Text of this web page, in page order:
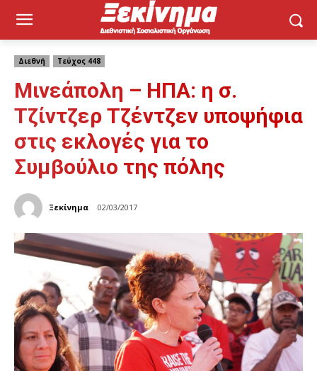
Διεθνή Τεύχος 448
Μινεάπολη – ΗΠΑ: η σ.
Τζίντζερ Τζέντζεν υποψήφια
στις εκλογές για το
Συμβούλιο της πόλης
Ξεκίνημα 02/03/2017